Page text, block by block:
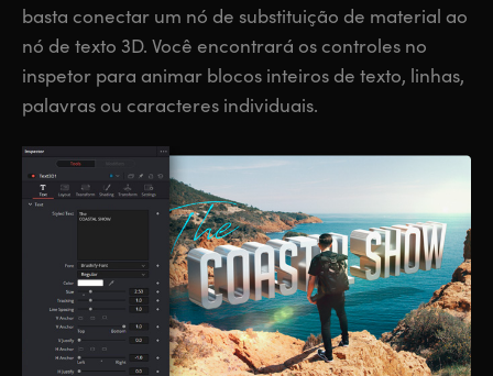
basta conectar um nó de substituição de material ao
nó de texto 3D. Você encontrará os controles no
inspetor para animar blocos inteiros de texto, linhas,
palavras ou caracteres individuais.